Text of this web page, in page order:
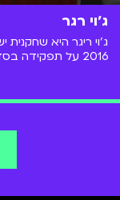
ג׳וי רגר
ג'וי ריגר היא
בתאטרון, השתתפות
ישראלים.